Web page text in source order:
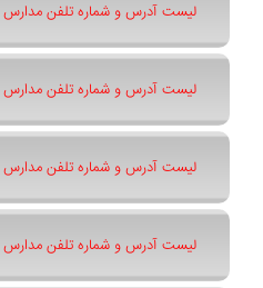
لیست آدرس و شماره تلفن مدارس
لیست آدرس و شماره تلفن
لیست آدرس و شماره تلفن مدارس
لیست آدرس و شماره تلفن